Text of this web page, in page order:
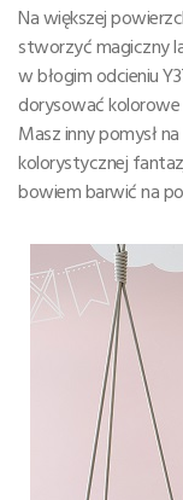
Na większej
stworzyć magiczny
w błogim odcieniu
dorysować kolorowe
Masz inny pomysł
kolorystycznej
bowiem barwić na